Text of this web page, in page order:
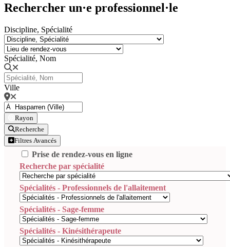
Rechercher un·e professionnel·le
Discipline, Spécialité
Spécialité, Nom
Ville
Rayon
Recherche
Filtres Avancés
Prise de rendez-vous en ligne
Recherche par spécialité
Spécialités - Professionnels de l'allaitement
Spécialités - Sage-femme
Spécialités - Kinésithérapeute